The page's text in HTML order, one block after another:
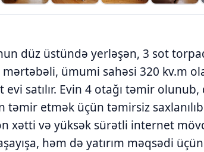
düz üstündə yerləşən, 3 sot
ümumi sahəsi 320 kv.m
satılır. Evin 4 otağı təmir
təmir etmək üçün təmirsiz
xətti və yüksək sürətli internet
həm də yatırım məqsədi